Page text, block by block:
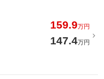
159.9万円
147.4万円